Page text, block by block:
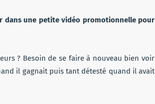
dans une petite vidéo promotionnelle pour
? Besoin de se faire à nouveau bien voir
il gagnait puis tant détesté quand il avait